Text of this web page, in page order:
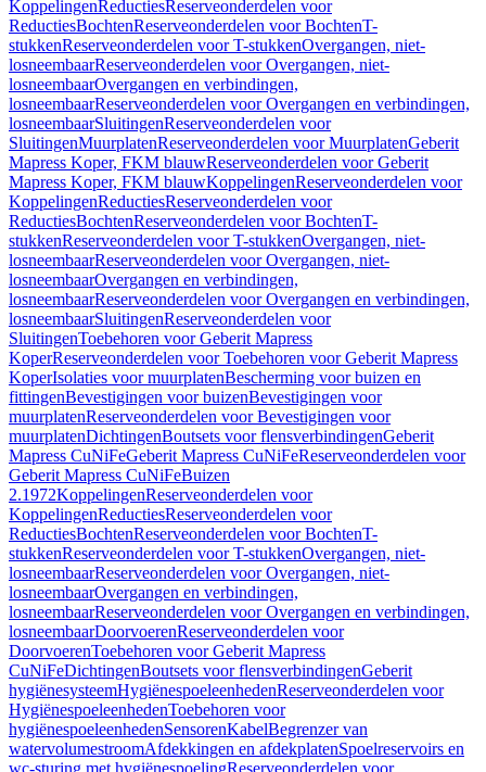
KoppelingenReductiesReserveonderdelen voor
ReductiesBochtenReserveonderdelen voor BochtenT-
stukkenReserveonderdelen voor T-stukkenOvergangen, niet-
losneembaarReserveonderdelen voor Overgangen, niet-
losneembaarOvergangen en verbindingen,
losneembaarReserveonderdelen voor Overgangen en verbindingen,
losneembaarSluitingenReserveonderdelen voor
SluitingenMuurplatenReserveonderdelen voor MuurplatenGeberit
Mapress Koper, FKM blauwReserveonderdelen voor Geberit
Mapress Koper, FKM blauwKoppelingenReserveonderdelen voor
KoppelingenReductiesReserveonderdelen voor
ReductiesBochtenReserveonderdelen voor BochtenT-
stukkenReserveonderdelen voor T-stukkenOvergangen, niet-
losneembaarReserveonderdelen voor Overgangen, niet-
losneembaarOvergangen en verbindingen,
losneembaarReserveonderdelen voor Overgangen en verbindingen,
losneembaarSluitingenReserveonderdelen voor
SluitingenToebehoren voor Geberit Mapress
KoperReserveonderdelen voor Toebehoren voor Geberit Mapress
KoperIsolaties voor muurplatenBescherming voor buizen en
fittingenBevestigingen voor buizenBevestigingen voor
muurplatenReserveonderdelen voor Bevestigingen voor
muurplatenDichtingenBoutsets voor flensverbindingenGeberit
Mapress CuNiFeGeberit Mapress CuNiFeReserveonderdelen voor
Geberit Mapress CuNiFeBuizen
2.1972KoppelingenReserveonderdelen voor
KoppelingenReductiesReserveonderdelen voor
ReductiesBochtenReserveonderdelen voor BochtenT-
stukkenReserveonderdelen voor T-stukkenOvergangen, niet-
losneembaarReserveonderdelen voor Overgangen, niet-
losneembaarOvergangen en verbindingen,
losneembaarReserveonderdelen voor Overgangen en verbindingen,
losneembaarDoorvoerenReserveonderdelen voor
DoorvoerenToebehoren voor Geberit Mapress
CuNiFeDichtingenBoutsets voor flensverbindingenGeberit
hygiënesysteemHygiënespoeleenhedenReserveonderdelen voor
HygiënespoeleenhedenToebehoren voor
hygiënespoeleenhedenSensorenKabelBegrenzer van
watervolumestroomAfdekkingen en afdekplatenSpoelreservoirs en
wc-sturing met hygiënespoelingReserveonderdelen voor